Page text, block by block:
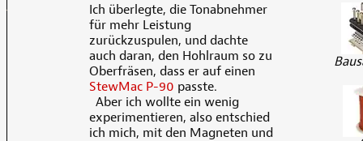
Ich überlegte, die Tonabnehmer
für mehr Leistung
zurückzuspulen, und dachte
auch daran, den Hohlraum so zu
Oberfräsen, dass er auf einen
StewMac P-90 passte.
Aber ich wollte ein wenig
experimentieren, also entschied
ich mich, mit den Magneten und